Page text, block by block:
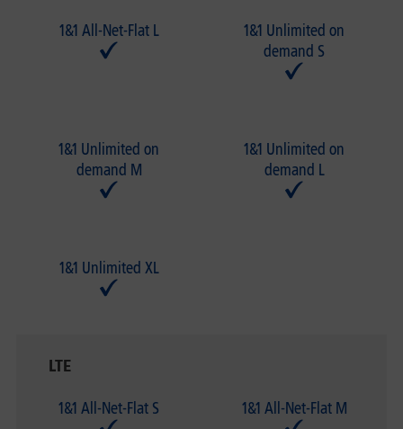
1&1 All-Net-Flat L
1&1 Unlimited on
demand S
1&1 Unlimited on
demand M
1&1 Unlimited on
demand L
1&1 Unlimited XL
LTE
1&1 All-Net-Flat S 1&1 All-Net-Flat M